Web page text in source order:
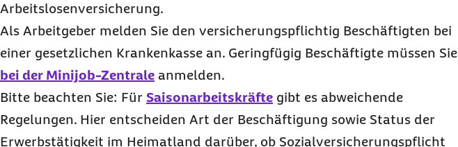
Arbeitslosenversicherung.
Als Arbeitgeber melden Sie den versicherungspflichtig Beschäftigten bei
einer gesetzlichen Krankenkasse an. Geringfügig Beschäftigte müssen Sie
bei der Minijob-Zentrale anmelden.
Bitte beachten Sie: Für Saisonarbeitskräfte gibt es abweichende
Regelungen. Hier entscheiden Art der Beschäftigung sowie Status der
Erwerbstätigkeit im Heimatland darüber, ob Sozialversicherungspflicht